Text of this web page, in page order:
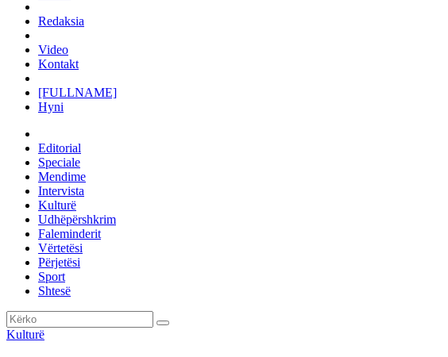
Redaksia
Video
Kontakt
[FULLNAME]
Hyni
Editorial
Speciale
Mendime
Intervista
Kulturë
Udhëpërshkrim
Faleminderit
Vërtetësi
Përjetësi
Sport
Shtesë
Kulturë